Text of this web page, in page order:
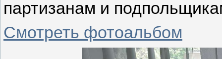
партизанам и
Смотреть фотоальбом